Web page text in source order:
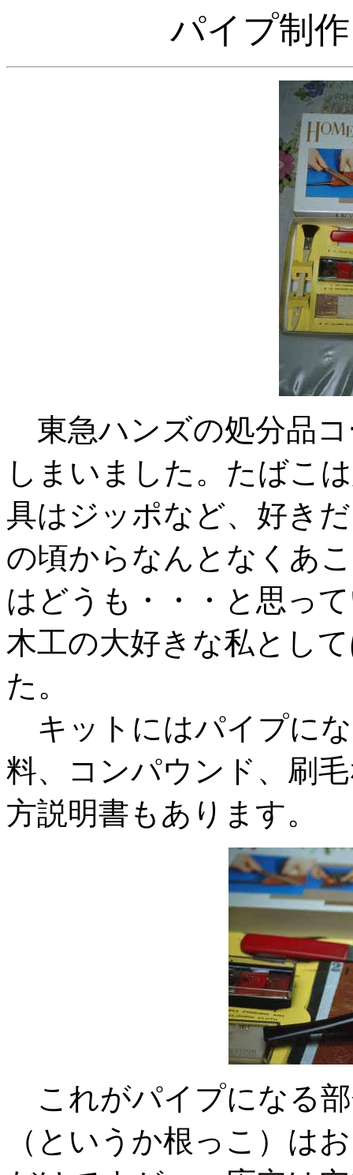
パイプ制
東急ハンズの処分品
しまいました。たばこ
具はジッポなど、好き
の頃からなんとなくあ
はどうも・・・と思っ
木工の大好きな私とし
た。
キットにはパイプに
料、コンパウンド、刷
方説明書もあります。
これがパイプになる
（というか根っこ）は